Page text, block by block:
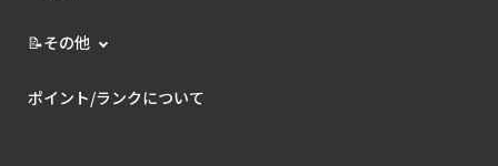
📝その他
ポイント/ランクについて